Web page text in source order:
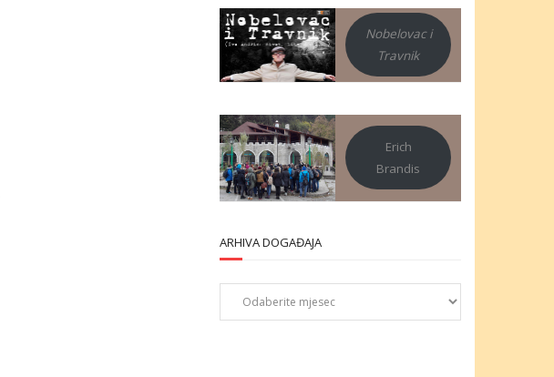
Nobelovac i
Travnik
Erich
Brandis
ARHIVA DOGAĐAJA
Arhiva
događaja